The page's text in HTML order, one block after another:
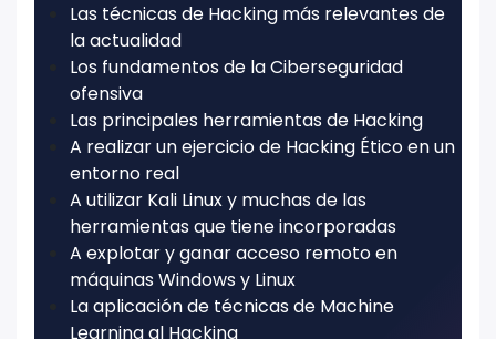
Las técnicas de Hacking más relevantes de
la actualidad
Los fundamentos de la Ciberseguridad
ofensiva
Las principales herramientas de Hacking
A realizar un ejercicio de Hacking Ético en un
entorno real
A utilizar Kali Linux y muchas de las
herramientas que tiene incorporadas
A explotar y ganar acceso remoto en
máquinas Windows y Linux
La aplicación de técnicas de Machine
Learning al Hacking